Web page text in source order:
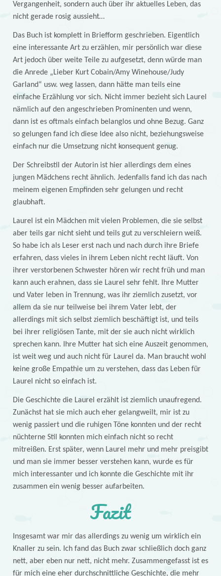
Vergangenheit, sondern auch über ihr aktuelles Leben, das
nicht gerade rosig aussieht…
Das Buch ist komplett in Briefform geschrieben. Eigentlich
eine interessante Art zu erzählen, mir persönlich war diese
Art jedoch über weite Teile zu aufgesetzt, denn würde man
die Anrede „Lieber Kurt Cobain/Amy Winehouse/Judy
Garland“ usw. weg lassen, dann hätte man teils eine
einfache Erzählung vor sich. Nicht immer bezieht sich Laurel
nämlich auf den angeschrieben Prominenten und wenn,
dann ist es oftmals einfach belanglos und ohne Bezug. Ganz
so gelungen fand ich diese Idee also nicht, beziehungsweise
einfach nur die Umsetzung nicht konsequent genug.
Der Schreibstil der Autorin ist hier allerdings dem eines
jungen Mädchens recht ähnlich. Jedenfalls fand ich das nach
meinem eigenen Empfinden sehr gelungen und recht
glaubhaft.
Laurel ist ein Mädchen mit vielen Problemen, die sie selbst
aber teils gar nicht sieht und teils gut zu verschleiern weiß.
So habe ich als Leser erst nach und nach durch ihre Briefe
erfahren, dass vieles in ihrem Leben nicht recht läuft. Von
ihrer verstorbenen Schwester hören wir recht früh und man
kann auch erahnen, dass sie Laurel sehr fehlt. Ihre Mutter
und Vater leben in Trennung, was ihr ziemlich zusetzt, vor
allem da sie nur teilweise bei ihrem Vater lebt, der
allerdings mit sich selbst ziemlich beschäftigt ist, und teils
bei ihrer religiösen Tante, mit der sie auch nicht wirklich
sprechen kann. Ihre Mutter hat sich eine Auszeit genommen,
ist weit weg und auch nicht für Laurel da. Man braucht wohl
keine große Empathie um zu verstehen, dass das Leben für
Laurel nicht so einfach ist.
Die Geschichte die Laurel erzählt ist ziemlich unaufregend.
Zunächst hat sie mich auch eher gelangweilt, mir ist zu
wenig passiert und die ruhigen Töne konnten und der recht
nüchterne Stil konnten mich einfach nicht so recht
mitreißen. Erst später, wenn Laurel mehr und mehr preisgibt
und man sie immer besser verstehen kann, wurde es für
mich interessanter und ich konnte die Geschichte mit ihr
zusammen ein wenig besser aufarbeiten.
Fazit
Insgesamt war mir das allerdings zu wenig um wirklich ein
Knaller zu sein. Ich fand das Buch zwar schließlich doch ganz
nett, aber eben nur nett, nicht mehr. Zusammengefasst ist es
für mich eine eher durchschnittliche Geschichte, die mehr